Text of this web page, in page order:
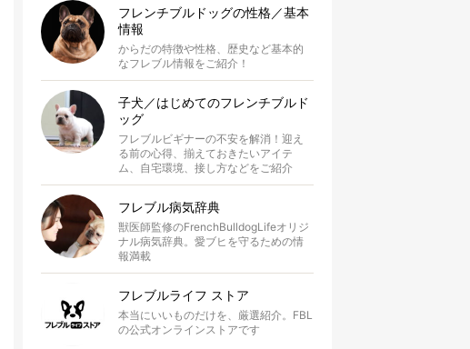
フレンチブルドッグの性格／基本
情報
からだの特徴や性格、歴史など基本的
なフレブル情報をご紹介！
子犬／はじめてのフレンチブルド
ッグ
フレブルビギナーの不安を解消！迎え
る前の心得、揃えておきたいアイテ
ム、自宅環境、接し方などをご紹介
フレブル病気辞典
獣医師監修のFrenchBulldogLifeオリジ
ナル病気辞典。愛ブヒを守るための情
報満載
フレブルライフ ストア
本当にいいものだけを、厳選紹介。FBL
の公式オンラインストアです